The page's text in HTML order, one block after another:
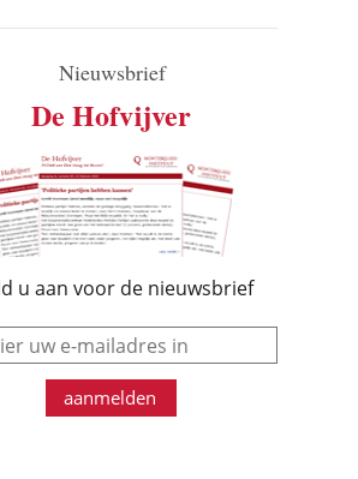
Nieuwsbrief
De Hofvijver
u aan voor de nieuwsbrief
e-mail
aanmelden